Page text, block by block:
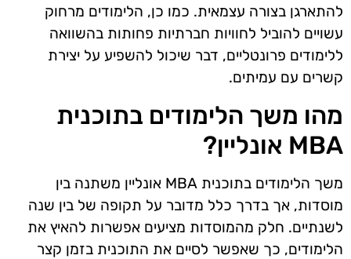
להתארגן בצורה עצמאית. כמו כן, הלימודים מרחוק
עשויים להוביל לחוויות חברתיות פחותות בהשוואה
ללימודים פרונטליים, דבר שיכול להשפיע על יצירת
קשרים עם עמיתים.
מהו משך הלימודים בתוכנית
MBA אונליין?
משך הלימודים בתוכנית MBA אונליין משתנה בין
מוסדות, אך בדרך כלל מדובר על תקופה של בין שנה
לשנתיים. חלק מהמוסדות מציעים אפשרות להאיץ את
הלימודים, כך שאפשר לסיים את התוכנית בזמן קצר